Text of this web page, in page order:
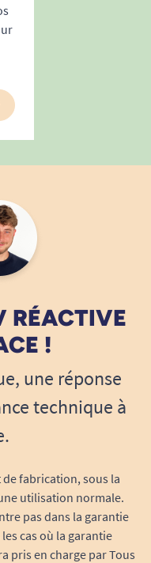
RÉACTIVE
!
une réponse
technique à
fabrication, sous la
utilisation normale.
pas dans la garantie
cas où la garantie
pris en charge par Tous